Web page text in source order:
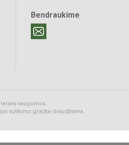
Bendraukime
teisės saugomos.
sutikimo griežtai draudžiama.